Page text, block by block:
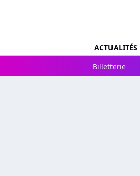
ACTUALITÉS
Billetterie